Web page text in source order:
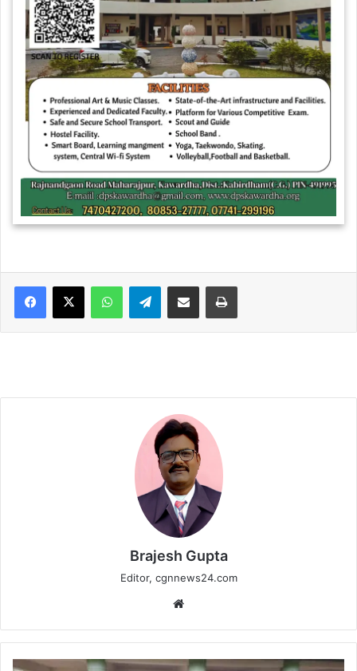
WhatsAppTelegramShare via Email Print
Brajesh Gupta
Editor, cgnnews24.com
हनुमान